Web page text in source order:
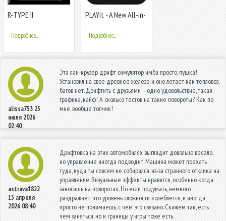
R-TYPE II
Подробнее...
PLAYit - A New All-in-
Подробнее...
alissa753 25
июля 2026
02:40
Эта лан-крузер дрифт симулятор имба просто, пушка!
Установил на свое древнее железо, и оно летает как тепловоз,
багов нет. Дрифтить с друзьями – одно удовольствие, такая
графика, кайф! А сколько тестов на такие повороты? Как по
мне, вообще топчик!
astrava1822
15 апреля
2026 08:40
Дрифтовка на этих автомобилях выглядит довольно весело,
но управление иногда подводит. Машина может поехать
туда, куда ты совсем не собирался, из-за странного отклика на
управление. Визуальные эффекты нравятся, особенно когда
заносишь на поворотах. Но если подумать, немного
раздражает, что уровень сложности колеблется, и иногда
просто не понимаешь, с чем это связано. Скажем так, есть
чем заняться, но и границы у игры тоже есть.